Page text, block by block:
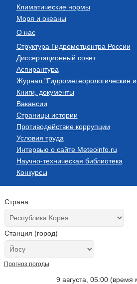
Климатические нормы
Моря и океаны
О нас
Структура Гидрометцентра России
Диссертационный совет
Аспирантура
Журнал "Гидрометеорологические
Книги, документы
Вакансии
Страницы истории
Противодействие коррупции
Условия труда
Интервью о сайте Meteoinfo.ru
Научно-техническая библиотека
Конкурсы
Страна
Станция (город)
Прогноз погоды
9 августа, 05:00 (время